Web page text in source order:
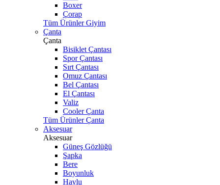
Boxer
Çorap
Tüm Ürünler Giyim
Çanta
Çanta
Bisiklet Çantası
Spor Çantası
Sırt Çantası
Omuz Çantası
Bel Çantası
El Çantası
Valiz
Cooler Çanta
Tüm Ürünler Çanta
Aksesuar
Aksesuar
Güneş Gözlüğü
Şapka
Bere
Boyunluk
Havlu